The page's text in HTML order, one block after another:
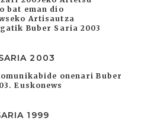
bat eman dio
Artisautza
Buber Saria 2003
2003
onenari Buber
Euskonews
1999